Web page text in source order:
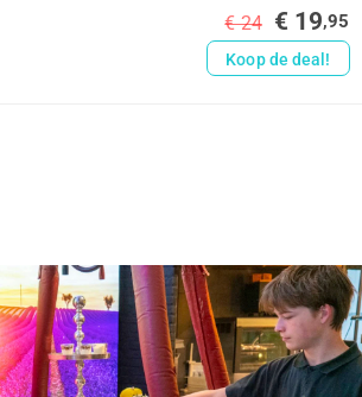
€ 24 € 19,95
Koop de deal!